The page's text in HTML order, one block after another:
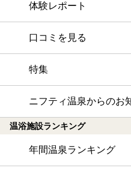
体験レポート
口コミを見る
特集
ニフティ温泉からのお
温浴施設ランキング
年間温泉ランキング